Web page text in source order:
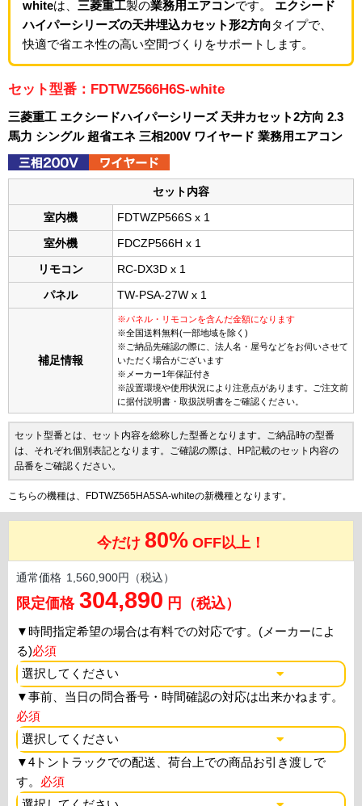
whiteは、 三菱重工製の業務用エアコンです。 エクシード
ハイパーシリーズの天井埋込カセット形2方向タイプで、
快適で省エネ性の高い空間づくりをサポートします。
セット型番：FDTWZ566H6S-white
三菱重工 エクシードハイパーシリーズ 天井カセット2方向 2.3
馬力 シングル 超省エネ 三相200V ワイヤード 業務用エアコン
セット内容
室内機 FDTWZP566S x 1
室外機 FDCZP566H x 1
リモコン RC-DX3D x 1
パネル TW-PSA-27W x 1
補足情報
※パネル・リモコンを含んだ金額になります
※全国送料無料(一部地域を除く)
※ご納品先確認の際に、法人名・屋号などをお伺いさせて
いただく場合がございます
※メーカー1年保証付き
※設置環境や使用状況により注意点があります。ご注文前
に据付説明書・取扱説明書をご確認ください。
セット型番とは、セット内容を総称した型番となります。ご納品時の型番
は、それぞれ個別表記となります。ご確認の際は、HP記載のセット内容の
品番をご確認ください。
こちらの機種は、FDTWZ565HA5SA-whiteの新機種となります。
今だけ 80% OFF以上！
通常価格 1,560,900円（税込）
限定価格 304,890 円（税込）
▼時間指定希望の場合は有料での対応です。(メーカーによ
る)必須
▼事前、当日の問合番号・時間確認の対応は出来かねます。
必須
▼4トントラックでの配送、荷台上での商品お引き渡しで
す。 必須